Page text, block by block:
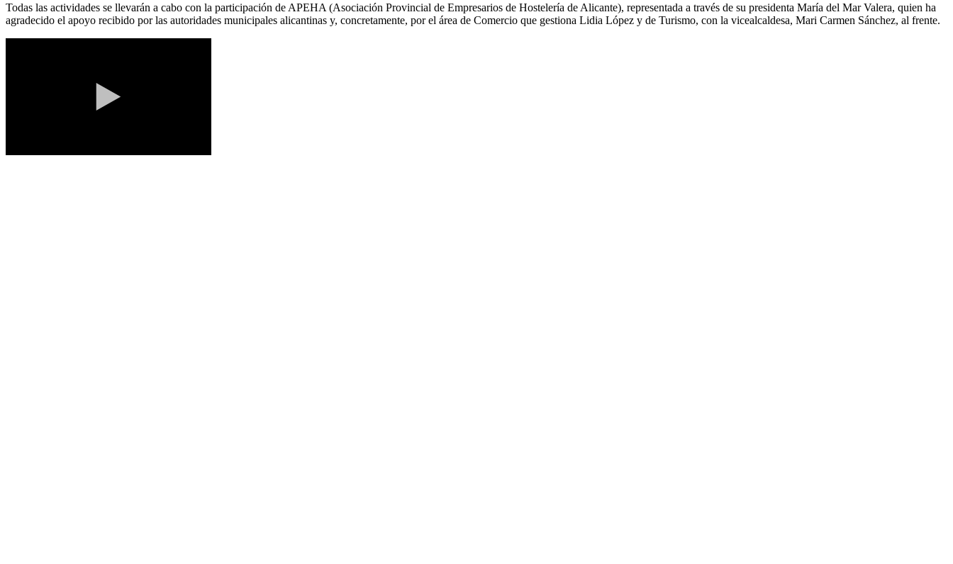
Todas las actividades se llevarán a cabo con la participación de APEHA (Asociación Provincial de Empresarios de Hostelería de Alicante), representada a través de su presidenta María del Mar Valera, quien ha
agradecido el apoyo recibido por las autoridades municipales alicantinas y, concretamente, por el área de Comercio que gestiona Lidia López y de Turismo, con la vicealcaldesa, Mari Carmen Sánchez, al frente.